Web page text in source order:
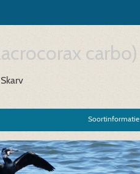
carbo)
Soortinformatie